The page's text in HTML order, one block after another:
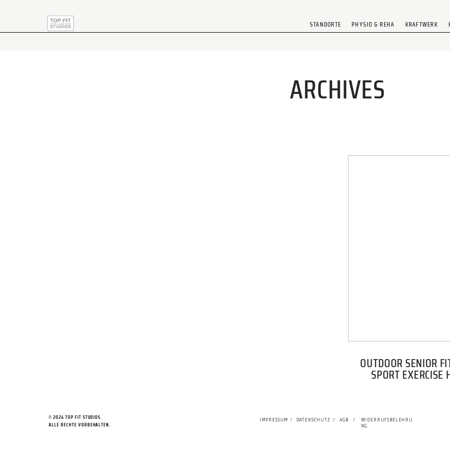
STANDORTE PHYSIO & REHA KRAFTWERK
ARCHIVES
OUTDOOR SENIOR
SPORT
© 2024 TOP FIT STUDIOS.
ALLE RECHTE VORBEHALTEN.
IMPRESSUM DATENSCHUTZ
/ AGB
/
WIDERRUFSBELEHRU
NG
/